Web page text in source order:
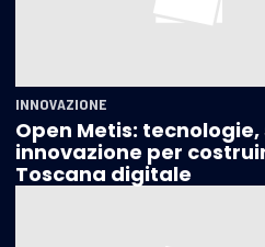
INNOVAZIONE
Open Metis: tecnologie,
innovazione per
Toscana digitale